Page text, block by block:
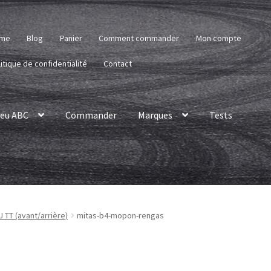
Blog Panier Comment commander Mon compte
de confidentialité Contact
ABC Commander Marques Tests
TT (avant/arrière) mitas-b4-mopon-rengas